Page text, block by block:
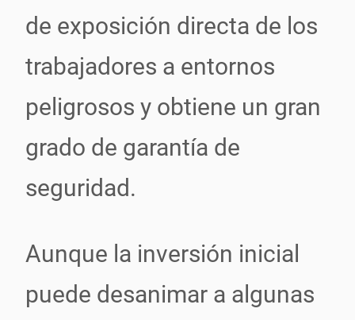
de exposición directa de los
trabajadores a entornos
peligrosos y obtiene un gran
grado de garantía de
seguridad.
Aunque la inversión inicial
puede desanimar a algunas